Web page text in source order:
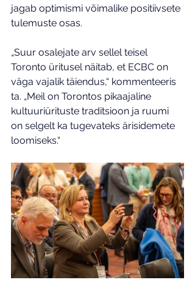
jagab optimismi võimalike positiivsete
tulemuste osas.
„Suur osalejate arv sellel teisel
Toronto üritusel näitab, et ECBC on
väga vajalik täiendus,“ kommenteeris
ta. „Meil on Torontos pikaajaline
kultuuriürituste traditsioon ja ruumi
on selgelt ka tugevateks ärisidemete
loomiseks.“